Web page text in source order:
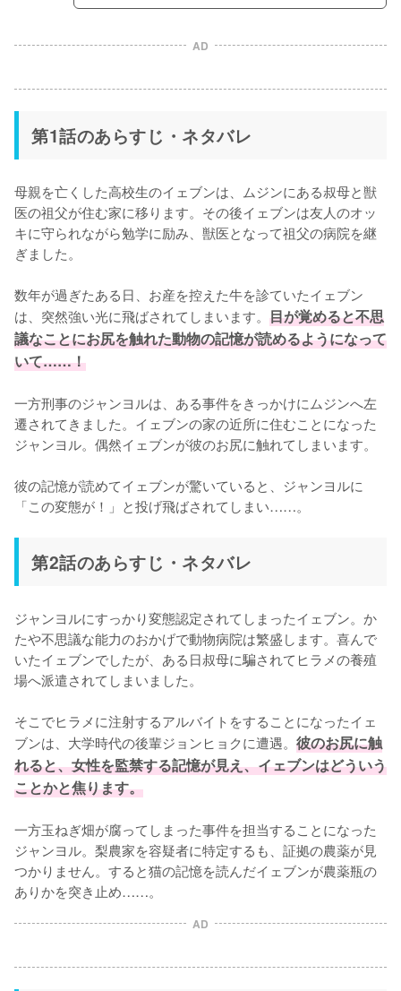
AD
第1話のあらすじ・ネタバレ
母親を亡くした高校生のイェブンは、ムジンにある叔母と獣
医の祖父が住む家に移ります。その後イェブンは友人のオッ
キに守られながら勉学に励み、獣医となって祖父の病院を継
ぎました。
数年が過ぎたある日、お産を控えた牛を診ていたイェブン
は、突然強い光に飛ばされてしまいます。 目が覚めると不思
議なことにお尻を触れた動物の記憶が読めるようになって
いて……！
一方刑事のジャンヨルは、ある事件をきっかけにムジンへ左
遷されてきました。イェブンの家の近所に住むことになった
ジャンヨル。偶然イェブンが彼のお尻に触れてしまいます。
彼の記憶が読めてイェブンが驚いていると、ジャンヨルに
「この変態が！」と投げ飛ばされてしまい……。
第2話のあらすじ・ネタバレ
ジャンヨルにすっかり変態認定されてしまったイェブン。か
たや不思議な能力のおかげで動物病院は繁盛します。喜んで
いたイェブンでしたが、ある日叔母に騙されてヒラメの養殖
場へ派遣されてしまいました。
そこでヒラメに注射するアルバイトをすることになったイェ
ブンは、大学時代の後輩ジョンヒョクに遭遇。 彼のお尻に触
れると、女性を監禁する記憶が見え、イェブンはどういう
ことかと焦ります。
一方玉ねぎ畑が腐ってしまった事件を担当することになった
ジャンヨル。梨農家を容疑者に特定するも、証拠の農薬が見
つかりません。すると猫の記憶を読んだイェブンが農薬瓶の
ありかを突き止め……。
AD